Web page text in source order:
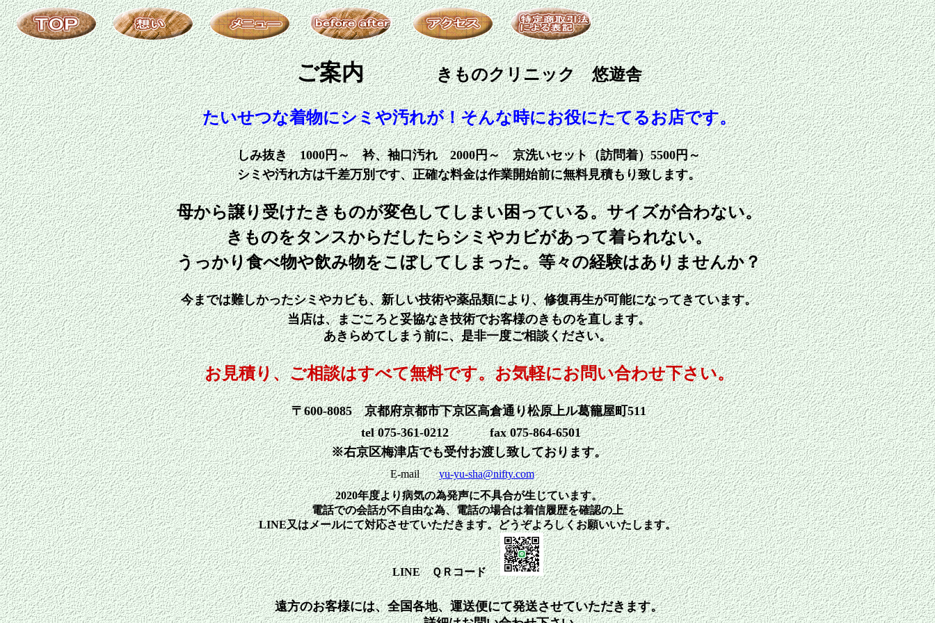
ご案内 きものクリニック 悠遊舎
たいせつな着物にシミや汚れが！そんな時にお役にたてるお店です。
しみ抜き 1000円～ 衿、袖口汚れ 2000円～ 京洗いセット（訪問着）5500円～
シミや汚れ方は千差万別です、正確な料金は作業開始前に無料見積もり致します。
母から譲り受けたきものが変色してしまい困っている。サイズが合わない。
きものをタンスからだしたらシミやカビがあって着られない。
うっかり食べ物や飲み物をこぼしてしまった。等々の経験はありませんか？
今までは難しかったシミやカビも、新しい技術や薬品類により、修復再生が可能になってきています。
当店は、まごころと妥協なき技術でお客様のきものを直します。
あきらめてしまう前に、是非一度ご相談ください。
お見積り、ご相談はすべて無料です。お気軽にお問い合わせ下さい。
〒600-8085 京都府京都市下京区高倉通り松原上ル葛籠屋町511
tel 075-361-0212 fax 075-864-6501
※右京区梅津店でも受付お渡し致しております。
E-mailyu-yu-sha@nifty.com
2020年度より病気の為発声に不具合が生じています。
電話での会話が不自由な為、電話の場合は着信履歴を確認の上
LINE又はメールにて対応させていただきます。どうぞよろしくお願いいたします。
LINE ＱＲコード
遠方のお客様には、全国各地、運送便にて発送させていただきます。